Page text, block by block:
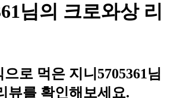
님의 크로와상 리
로 먹은 지니5705361님
뷰를 확인해보세요.